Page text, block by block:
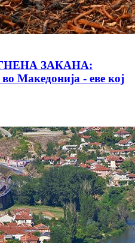
ЗАКАНА:
Македонија - еве кој